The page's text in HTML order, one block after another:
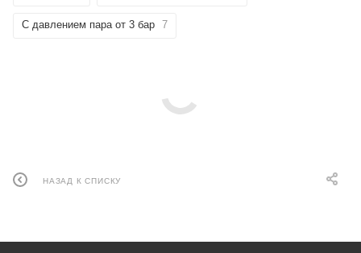
С давлением пара от 3 бар 7
НАЗАД К СПИСКУ